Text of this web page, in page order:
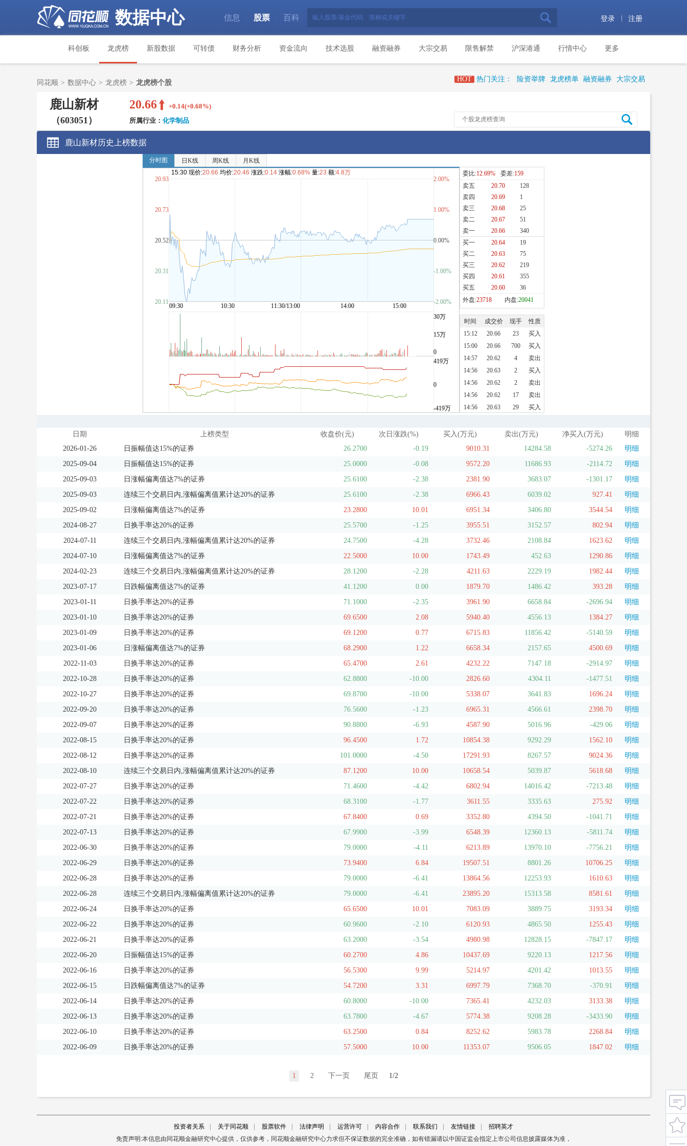
数据中心 信息 股票 百科 登录 注册
科创板 龙虎榜 新股数据 可转债 财务分析 资金流向 技术选股 融资融券 大宗交易 限售解禁 沪深港通 行情中心 更多
同花顺 > 数据中心 > 龙虎榜 > 龙虎榜个股 HOT 热门关注： 险资举牌 龙虎榜单 融资融券 大宗交易
鹿山新材
（603051）
20.66
+0.14(+0.68%)
所属行业： 化学制品
鹿山新材历史上榜数据
日期 上榜类型 收盘价(元) 次日涨跌(%) 买入(万元) 卖出(万元) 净买入(万元)
明细
2026-01-26
日振幅值达15%的证券 26.2700 -0.19 9010.31 14284.58 -5274.26
明细
2025-09-04
日振幅值达15%的证券 25.0000 -0.08 9572.20 11686.93 -2114.72
明细
2025-09-03
日涨幅偏离值达7%的证券 25.6100 -2.38 2381.90 3683.07 -1301.17
明细
2025-09-03
连续三个交易日内,涨幅偏离值累计达20%的证券 25.6100 -2.38 6966.43 6039.02 927.41
明细
2025-09-02
日涨幅偏离值达7%的证券 23.2800 10.01 6951.34 3406.80 3544.54
明细
2024-08-27
日换手率达20%的证券 25.5700 -1.25 3955.51 3152.57 802.94
明细
2024-07-11
连续三个交易日内,涨幅偏离值累计达20%的证券 24.7500 -4.28 3732.46 2108.84 1623.62
明细
2024-07-10
日涨幅偏离值达7%的证券 22.5000 10.00 1743.49 452.63 1290.86
明细
2024-02-23
连续三个交易日内,涨幅偏离值累计达20%的证券 28.1200 -2.28 4211.63 2229.19 1982.44
明细
2023-07-17
日跌幅偏离值达7%的证券 41.1200 0.00 1879.70 1486.42 393.28
明细
2023-01-11
日换手率达20%的证券 71.1000 -2.35 3961.90 6658.84 -2696.94
明细
2023-01-10
日换手率达20%的证券 69.6500 2.08 5940.40 4556.13 1384.27
明细
2023-01-09
日换手率达20%的证券 69.1200 0.77 6715.83 11856.42 -5140.59
明细
2023-01-06
日涨幅偏离值达7%的证券 68.2900 1.22 6658.34 2157.65 4500.69
明细
2022-11-03
日换手率达20%的证券 65.4700 2.61 4232.22 7147.18 -2914.97
明细
2022-10-28
日换手率达20%的证券 62.8800 -10.00 2826.60 4304.11 -1477.51
明细
2022-10-27
日换手率达20%的证券 69.8700 -10.00 5338.07 3641.83 1696.24
明细
2022-09-20
日换手率达20%的证券 76.5600 -1.23 6965.31 4566.61 2398.70
明细
2022-09-07
日换手率达20%的证券 90.8800 -6.93 4587.90 5016.96 -429.06
明细
2022-08-15
日换手率达20%的证券 96.4500 1.72 10854.38 9292.29 1562.10
明细
2022-08-12
日换手率达20%的证券 101.0000 -4.50 17291.93 8267.57 9024.36
明细
2022-08-10
连续三个交易日内,涨幅偏离值累计达20%的证券 87.1200 10.00 10658.54 5039.87 5618.68
明细
2022-07-27
日换手率达20%的证券 71.4600 -4.42 6802.94 14016.42 -7213.48
明细
2022-07-22
日换手率达20%的证券 68.3100 -1.77 3611.55 3335.63 275.92
明细
2022-07-21
日换手率达20%的证券 67.8400 0.69 3352.80 4394.50 -1041.71
明细
2022-07-13
日换手率达20%的证券 67.9900 -3.99 6548.39 12360.13 -5811.74
明细
2022-06-30
日换手率达20%的证券 79.0000 -4.11 6213.89 13970.10 -7756.21
明细
2022-06-29
日换手率达20%的证券 73.9400 6.84 19507.51 8801.26 10706.25
明细
2022-06-28
日换手率达20%的证券 79.0000 -6.41 13864.56 12253.93 1610.63
明细
2022-06-28
连续三个交易日内,涨幅偏离值累计达20%的证券 79.0000 -6.41 23895.20 15313.58 8581.61
明细
2022-06-24
日换手率达20%的证券 65.6500 10.01 7083.09 3889.75 3193.34
明细
2022-06-22
日换手率达20%的证券 60.9600 -2.10 6120.93 4865.50 1255.43
明细
2022-06-21
日换手率达20%的证券 63.2000 -3.54 4980.98 12828.15 -7847.17
明细
2022-06-20
日振幅值达15%的证券 60.2700 4.86 10437.69 9220.13 1217.56
明细
2022-06-16
日换手率达20%的证券 56.5300 9.99 5214.97 4201.42 1013.55
明细
2022-06-15
日跌幅偏离值达7%的证券 54.7200 3.31 6997.79 7368.70 -370.91
明细
2022-06-14
日换手率达20%的证券 60.8000 -10.00 7365.41 4232.03 3133.38
明细
2022-06-13
日换手率达20%的证券 63.7800 -4.67 5774.38 9208.28 -3433.90
明细
2022-06-10
日换手率达20%的证券 63.2500 0.84 8252.62 5983.78 2268.84
明细
2022-06-09
日换手率达20%的证券 57.5000 10.00 11353.07 9506.05 1847.02 明细
1 2 下一页 尾页 1/2
投资者关系 关于同花顺 股票软件 法律声明 运营许可 内容合作 联系我们 友情链接
招聘英才
免责声明:本信息由同花顺金融研究中心提供，仅供参考，同花顺金融研究中心力求但不保证数据的完全准确，如有错漏请以中国证监会指定上市公司信息披露媒体为准，